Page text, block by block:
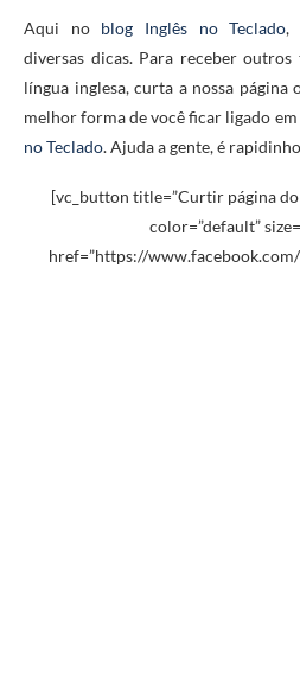
Aqui no blog Inglês no Teclado,
diversas dicas. Para receber
língua inglesa, curta a nossa página
melhor forma de você ficar ligado
no Teclado. Ajuda a gente, é
[vc_button title=”Curtir página do
color=”default”
href=”https://